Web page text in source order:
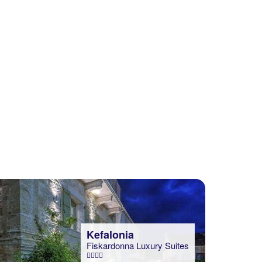
Kefalonia
Fiskardonna Luxury Suites